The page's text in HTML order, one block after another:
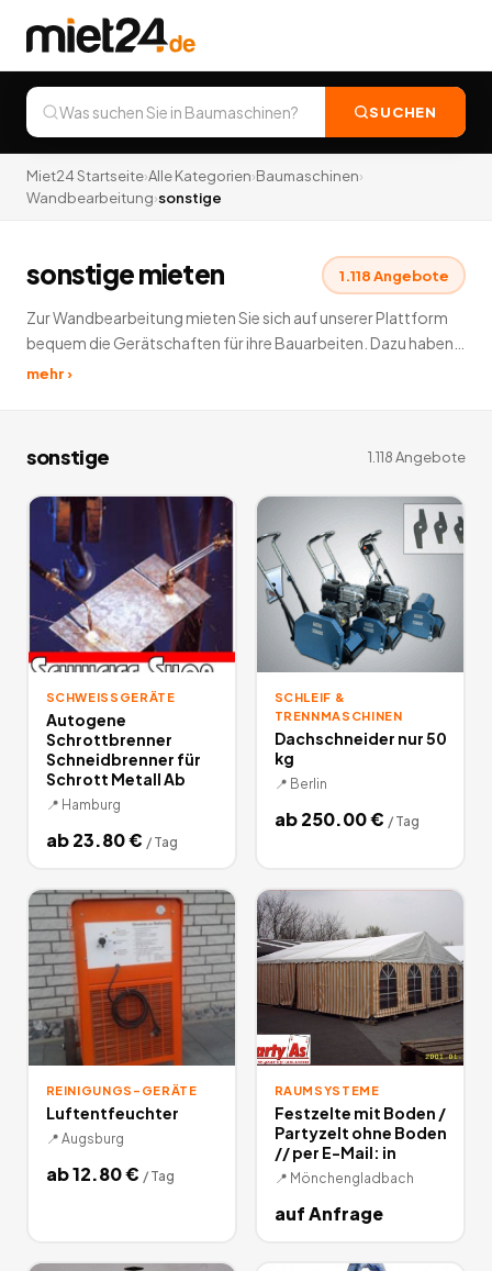
SUCHEN
Miet24 Startseite›Alle Kategorien›Baumaschinen›
Wandbearbeitung›sonstige
sonstige mieten 1.118Angebote
Zur Wandbearbeitung mieten Sie sich auf unserer Plattform
bequem die Gerätschaften für ihre Bauarbeiten. Dazu haben
wir auch in den Unterkategorien folgende Zubehör und Arten
mehr ›
sonstige 1.118Angebote
SCHWEISSGERÄTE
Autogene
Schrottbrenner
Schneidbrenner für
Schrott Metall Ab
📍 Hamburg
ab23.80€ / Tag
SCHLEIF &
TRENNMASCHINEN
Dachschneider nur 50
kg
📍 Berlin
ab250.00€ / Tag
REINIGUNGS-GERÄTE
Luftentfeuchter
📍 Augsburg
ab12.80€ / Tag
RAUMSYSTEME
Festzelte mit Boden /
Partyzelt ohne Boden
// per E-Mail: in
📍 Mönchengladbach
auf Anfrage